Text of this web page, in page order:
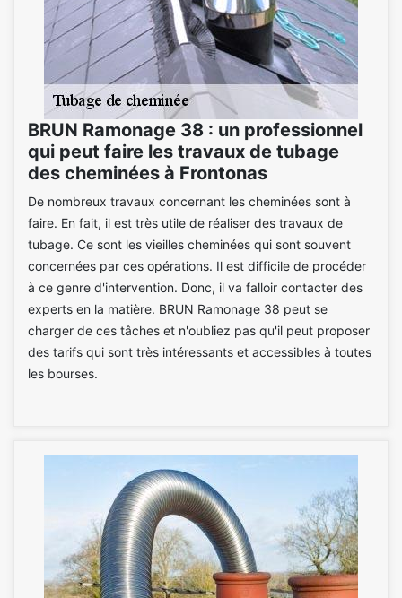
BRUN Ramonage 38 : un professionnel
qui peut faire les travaux de tubage
des cheminées à Frontonas
De nombreux travaux concernant les cheminées sont à
faire. En fait, il est très utile de réaliser des travaux de
tubage. Ce sont les vieilles cheminées qui sont souvent
concernées par ces opérations. Il est difficile de procéder
à ce genre d'intervention. Donc, il va falloir contacter des
experts en la matière. BRUN Ramonage 38 peut se
charger de ces tâches et n'oubliez pas qu'il peut proposer
des tarifs qui sont très intéressants et accessibles à toutes
les bourses.